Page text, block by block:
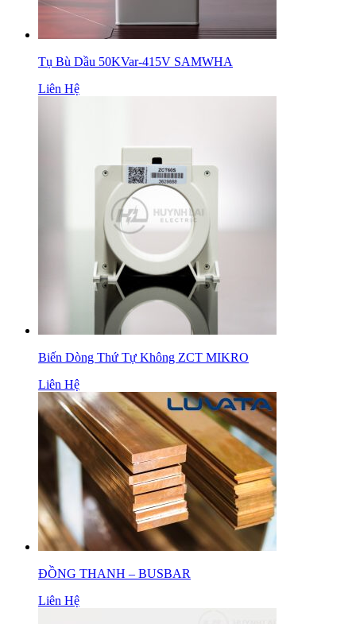
Tụ Bù Dầu 50KVar-415V SAMWHA
Liên Hệ
Biến Dòng Thứ Tự Không ZCT MIKRO
Liên Hệ
ĐỒNG THANH – BUSBAR
Liên Hệ